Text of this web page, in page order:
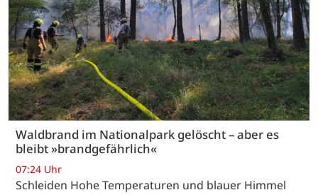
Waldbrand im Nationalpark gelöscht – aber es
bleibt »brandgefährlich«
07:24 Uhr
Schleiden Hohe Temperaturen und blauer Himmel